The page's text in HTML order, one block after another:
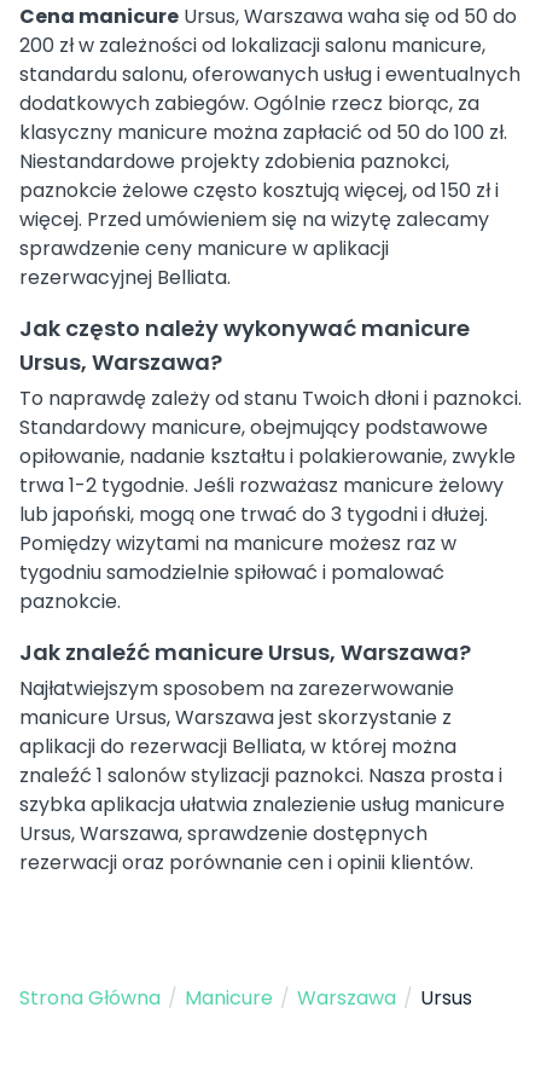
Cena manicure Ursus, Warszawa waha się od 50 do
200 zł w zależności od lokalizacji salonu manicure,
standardu salonu, oferowanych usług i ewentualnych
dodatkowych zabiegów. Ogólnie rzecz biorąc, za
klasyczny manicure można zapłacić od 50 do 100 zł.
Niestandardowe projekty zdobienia paznokci,
paznokcie żelowe często kosztują więcej, od 150 zł i
więcej. Przed umówieniem się na wizytę zalecamy
sprawdzenie ceny manicure w aplikacji
rezerwacyjnej Belliata.
Jak często należy wykonywać manicure
Ursus, Warszawa?
To naprawdę zależy od stanu Twoich dłoni i paznokci.
Standardowy manicure, obejmujący podstawowe
opiłowanie, nadanie kształtu i polakierowanie, zwykle
trwa 1-2 tygodnie. Jeśli rozważasz manicure żelowy
lub japoński, mogą one trwać do 3 tygodni i dłużej.
Pomiędzy wizytami na manicure możesz raz w
tygodniu samodzielnie spiłować i pomalować
paznokcie.
Jak znaleźć manicure Ursus, Warszawa?
Najłatwiejszym sposobem na zarezerwowanie
manicure Ursus, Warszawa jest skorzystanie z
aplikacji do rezerwacji Belliata, w której można
znaleźć 1 salonów stylizacji paznokci. Nasza prosta i
szybka aplikacja ułatwia znalezienie usług manicure
Ursus, Warszawa, sprawdzenie dostępnych
rezerwacji oraz porównanie cen i opinii klientów.
Strona Główna / Manicure / Warszawa / Ursus